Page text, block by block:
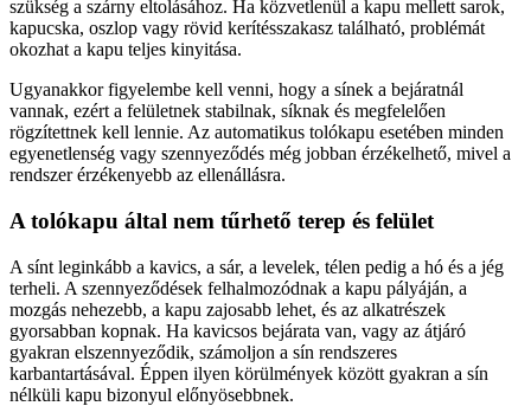
szükség a szárny eltolásához. Ha közvetlenül a kapu mellett sarok,
kapucska, oszlop vagy rövid kerítésszakasz található, problémát
okozhat a kapu teljes kinyitása.
Ugyanakkor figyelembe kell venni, hogy a sínek a bejáratnál
vannak, ezért a felületnek stabilnak, síknak és megfelelően
rögzítettnek kell lennie. Az automatikus tolókapu esetében minden
egyenetlenség vagy szennyeződés még jobban érzékelhető, mivel a
rendszer érzékenyebb az ellenállásra.
A tolókapu által nem tűrhető terep és felület
A sínt leginkább a kavics, a sár, a levelek, télen pedig a hó és a jég
terheli. A szennyeződések felhalmozódnak a kapu pályáján, a
mozgás nehezebb, a kapu zajosabb lehet, és az alkatrészek
gyorsabban kopnak. Ha kavicsos bejárata van, vagy az átjáró
gyakran elszennyeződik, számoljon a sín rendszeres
karbantartásával. Éppen ilyen körülmények között gyakran a sín
nélküli kapu bizonyul előnyösebbnek.